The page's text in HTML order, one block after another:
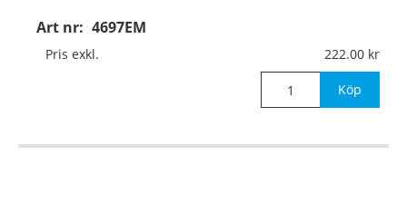
Art nr: 4697EM
Material:Guldanodiserad aluminium, 1mm (plan)
Pris exkl. 222.00
Köp